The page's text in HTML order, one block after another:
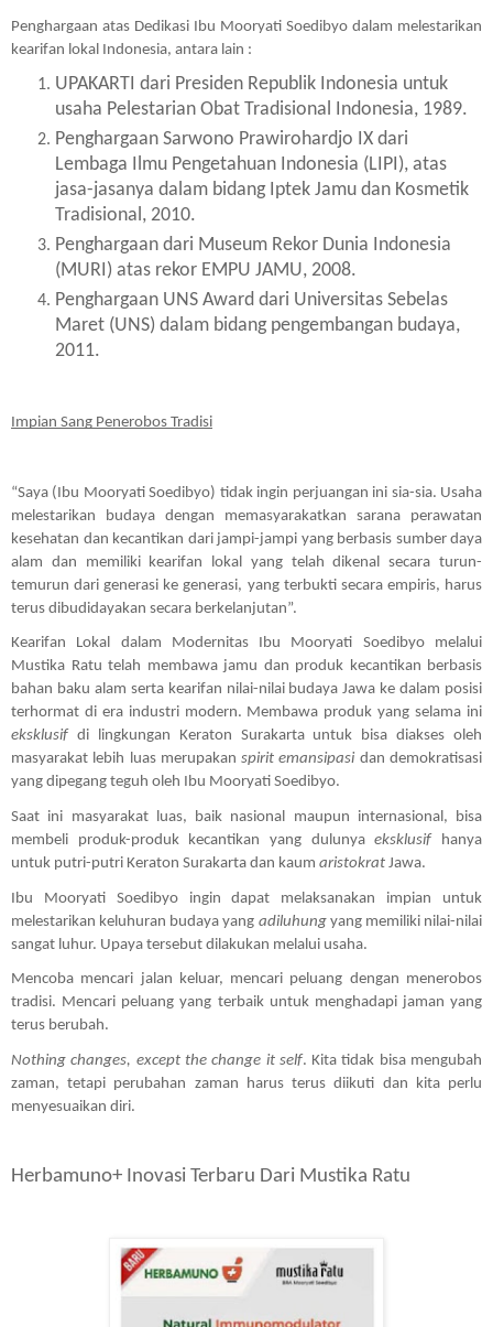
Penghargaan atas Dedikasi Ibu Mooryati Soedibyo dalam melestarikan
kearifan lokal Indonesia, antara lain :
UPAKARTI dari Presiden Republik Indonesia untuk
usaha Pelestarian Obat Tradisional Indonesia, 1989.
Penghargaan Sarwono Prawirohardjo IX dari
Lembaga Ilmu Pengetahuan Indonesia (LIPI), atas
jasa-jasanya dalam bidang Iptek Jamu dan Kosmetik
Tradisional, 2010.
Penghargaan dari Museum Rekor Dunia Indonesia
(MURI) atas rekor EMPU JAMU, 2008.
Penghargaan UNS Award dari Universitas Sebelas
Maret (UNS) dalam bidang pengembangan budaya,
2011.
Impian Sang Penerobos Tradisi
“Saya (Ibu Mooryati Soedibyo) tidak ingin perjuangan ini sia-sia. Usaha
melestarikan budaya dengan memasyarakatkan sarana perawatan
kesehatan dan kecantikan dari jampi-jampi yang berbasis sumber daya
alam dan memiliki kearifan lokal yang telah dikenal secara turun-
temurun dari generasi ke generasi, yang terbukti secara empiris, harus
terus dibudidayakan secara berkelanjutan”.
Kearifan Lokal dalam Modernitas Ibu Mooryati Soedibyo melalui
Mustika Ratu telah membawa jamu dan produk kecantikan berbasis
bahan baku alam serta kearifan nilai-nilai budaya Jawa ke dalam posisi
eksklusif di lingkungan Keraton Surakarta untuk bisa diakses oleh
masyarakat lebih luas merupakan spirit emansipasi dan demokratisasi
yang dipegang teguh oleh Ibu Mooryati Soedibyo.
Saat ini masyarakat luas, baik nasional maupun internasional, bisa
membeli produk-produk kecantikan yang dulunya eksklusif hanya
untuk putri-putri Keraton Surakarta dan kaum aristokrat Jawa.
Ibu Mooryati Soedibyo ingin dapat melaksanakan impian untuk
melestarikan keluhuran budaya yang adiluhung yang memiliki nilai-nilai
sangat luhur. Upaya tersebut dilakukan melalui usaha.
Mencoba mencari jalan keluar, mencari peluang dengan menerobos
tradisi. Mencari peluang yang terbaik untuk menghadapi jaman yang
terus berubah.
Nothing changes, except the change it self. Kita tidak bisa mengubah
zaman, tetapi perubahan zaman harus terus diikuti dan kita perlu
menyesuaikan diri.
Herbamuno+ Inovasi Terbaru Dari Mustika Ratu